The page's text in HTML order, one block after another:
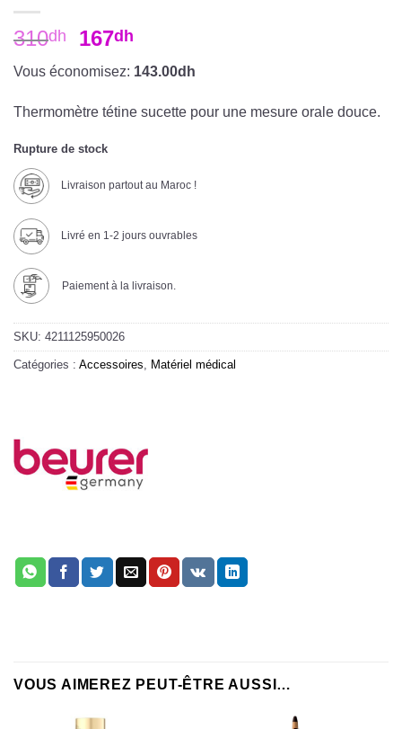
310dh 167dh
Vous économisez: 143.00dh
Thermomètre tétine sucette pour une mesure orale douce.
Rupture de stock
Livraison partout au Maroc !
Livré en 1-2 jours ouvrables
Paiement à la livraison.
SKU: 4211125950026
Catégories : Accessoires Matériel médical
VOUS AIMEREZ PEUT-ÊTRE AUSSI…